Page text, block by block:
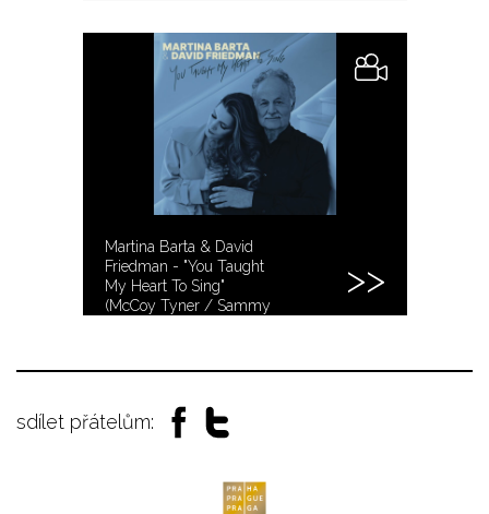
Martina Barta & David
Friedman - "You Taught
My Heart To Sing"
(McCoy Tyner / Sammy
sdílet přátelům: